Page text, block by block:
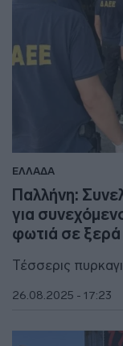
ΕΛΛΑΔΑ
Παλλήνη:
για
φωτιά σε
Τέσσερις
26.08.2025 - 17:23